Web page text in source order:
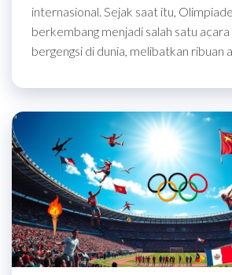
internasional. Sejak saat itu,
berkembang menjadi salah satu acara
bergengsi di dunia, melibatkan ribuan